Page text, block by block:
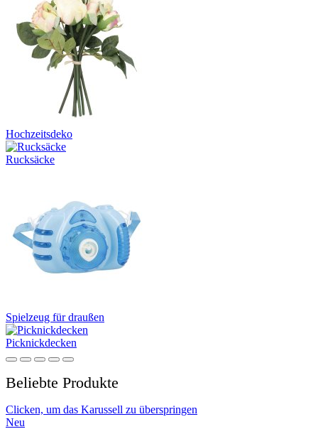
Hochzeitsdeko
Rucksäcke
Spielzeug für draußen
Picknickdecken
Beliebte Produkte
Clicken, um das Karussell zu überspringen
Neu